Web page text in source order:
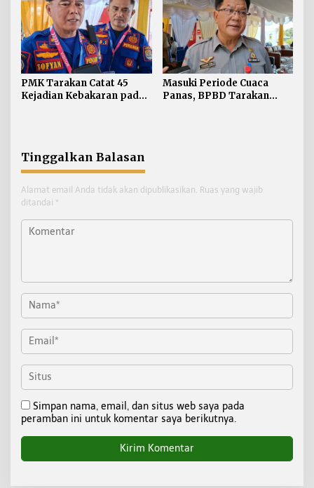
PMK Tarakan Catat 45
Kejadian Kebakaran pada
Masuki Periode Cuaca
Panas, BPBD Tarakan
Tinggalkan Balasan
Alamat email Anda tidak akan dipublikasikan. Ruas yang wajib
ditandai *
Simpan nama, email, dan situs web saya pada
peramban ini untuk komentar saya berikutnya.